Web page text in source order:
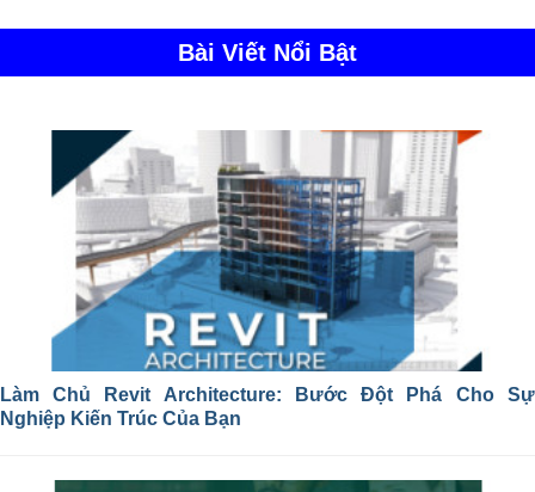
Bài Viết Nổi Bật
Làm Chủ Revit Architecture: Bước Đột Phá Cho Sự
Nghiệp Kiến Trúc Của Bạn